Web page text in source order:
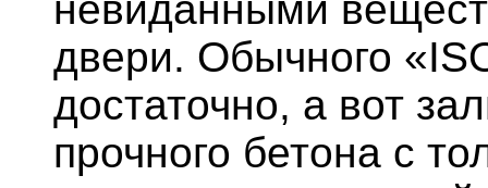
двери. Обычного
достаточно, а вот
прочного бетона с